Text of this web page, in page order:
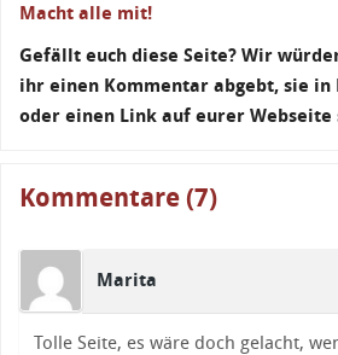
Macht alle mit!
Gefällt euch diese Seite? Wir
ihr einen Kommentar abgebt, sie in
oder einen Link auf eurer Webseite
Kommentare (7)
Marita
Tolle Seite, es wäre doch gelacht,